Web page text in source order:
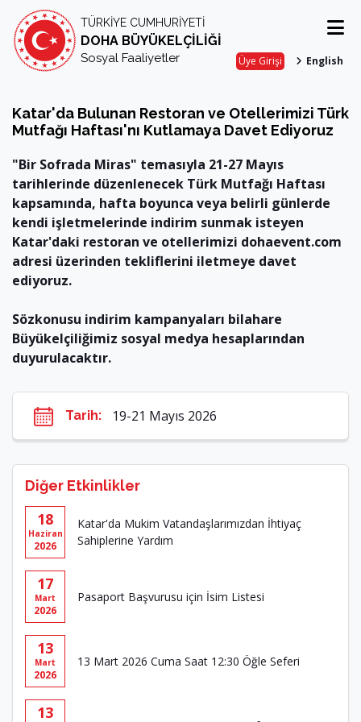
TÜRKİYE CUMHURİYETİ
DOHA BÜYÜKELÇİLİĞİ
Sosyal Faaliyetler Üye Girişi English
Katar'da Bulunan Restoran ve Otellerimizi Türk
Mutfağı Haftası'nı Kutlamaya Davet Ediyoruz
"Bir Sofrada Miras" temasıyla 21-27 Mayıs
tarihlerinde düzenlenecek Türk Mutfağı Haftası
kapsamında, hafta boyunca veya belirli günlerde
kendi işletmelerinde indirim sunmak isteyen
Katar'daki restoran ve otellerimizi dohaevent.com
adresi üzerinden tekliflerini iletmeye davet
ediyoruz.
Sözkonusu indirim kampanyaları bilahare
Büyükelçiliğimiz sosyal medya hesaplarından
duyurulacaktır.
Tarih: 19-21 Mayıs 2026
Diğer Etkinlikler
18
Haziran
2026
Katar'da Mukim Vatandaşlarımızdan İhtiyaç
Sahiplerine Yardım
17
Mart
2026
Pasaport Başvurusu için İsim Listesi
13
Mart
2026
13 Mart 2026 Cuma Saat 12:30 Öğle Seferi
13